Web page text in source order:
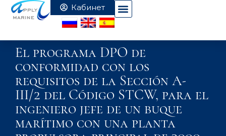
El programa DPO de
conformidad con los
requisitos de la Sección A-
III/2 del Código STCW, para el
ingeniero jefe de un buque
marítimo con una planta